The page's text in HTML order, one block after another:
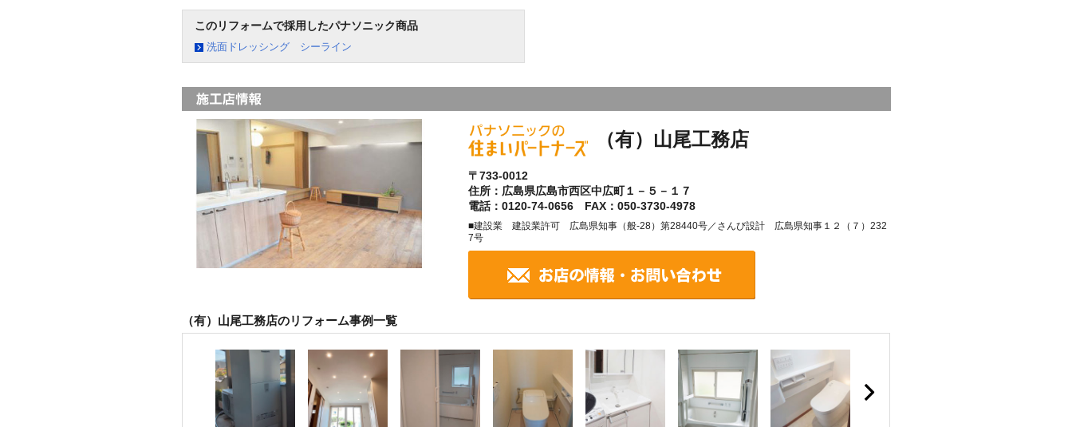
このリフォームで採用したパナソニック商品
洗面ドレッシング シーライン
（有）山尾工務店
〒733-0012
住所：広島県広島市西区中広町１－５－１７
電話：0120-74-0656 FAX：050-3730-4978
■建設業 建設業許可 広島県知事（般-28）第28440号／さんび設計 広島県知事１２（７）232
7号
（有）山尾工務店のリフォーム事例一覧